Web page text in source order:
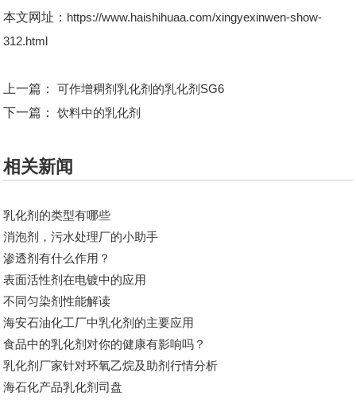
本文网址： https://www.haishihuaa.com/xingyexinwen-show-
312.html
上一篇：
可作增稠剂乳化剂的乳化剂SG6
下一篇：
饮料中的乳化剂
相关新闻
乳化剂的类型有哪些
消泡剂，污水处理厂的小助手
渗透剂有什么作用？
表面活性剂在电镀中的应用
不同匀染剂性能解读
海安石油化工厂中乳化剂的主要应用
食品中的乳化剂对你的健康有影响吗？
乳化剂厂家针对​环氧乙烷及助剂行情分析
海石化产品乳化剂司盘